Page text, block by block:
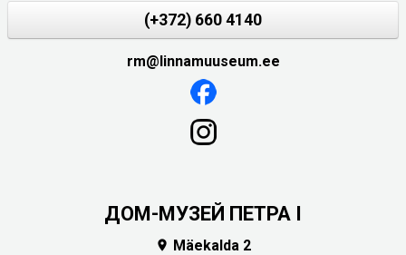
(+372) 660 4140
rm@linnamuuseum.ee
ДОМ-МУЗЕЙ ПЕТРА I
 Mäekalda 2